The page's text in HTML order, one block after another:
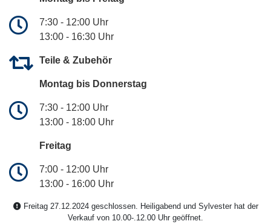
7:30 - 12:00 Uhr
13:00 - 16:30 Uhr
Teile & Zubehör
Montag bis Donnerstag
7:30 - 12:00 Uhr
13:00 - 18:00 Uhr
Freitag
7:00 - 12:00 Uhr
13:00 - 16:00 Uhr
Freitag 27.12.2024 geschlossen. Heiligabend und Sylvester hat der
Verkauf von 10.00-.12.00 Uhr geöffnet.